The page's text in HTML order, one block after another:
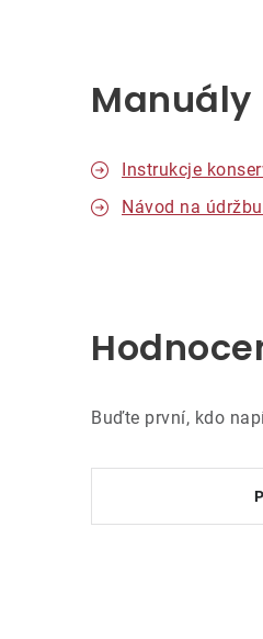
Manuály
Instrukcje
Návod na
Buďte první, kdo